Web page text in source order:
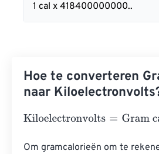
1 cal x 418400000000..
Hoe te converteren
naar
Kiloelectronvolts=Gram calories
Om gramcalorieën om te